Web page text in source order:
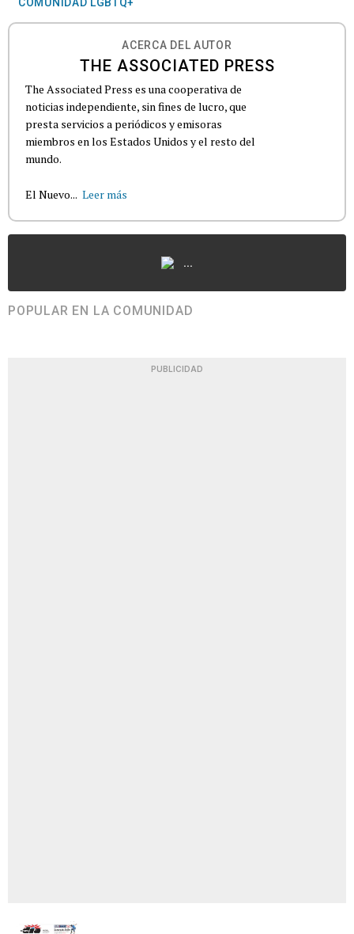
ACERCA DEL AUTOR
THE ASSOCIATED PRESS
The Associated Press es una cooperativa de
noticias independiente, sin fines de lucro, que
presta servicios a periódicos y emisoras
miembros en los Estados Unidos y el resto del
mundo.
El Nuevo... Leer más
...
POPULAR EN LA COMUNIDAD
PUBLICIDAD